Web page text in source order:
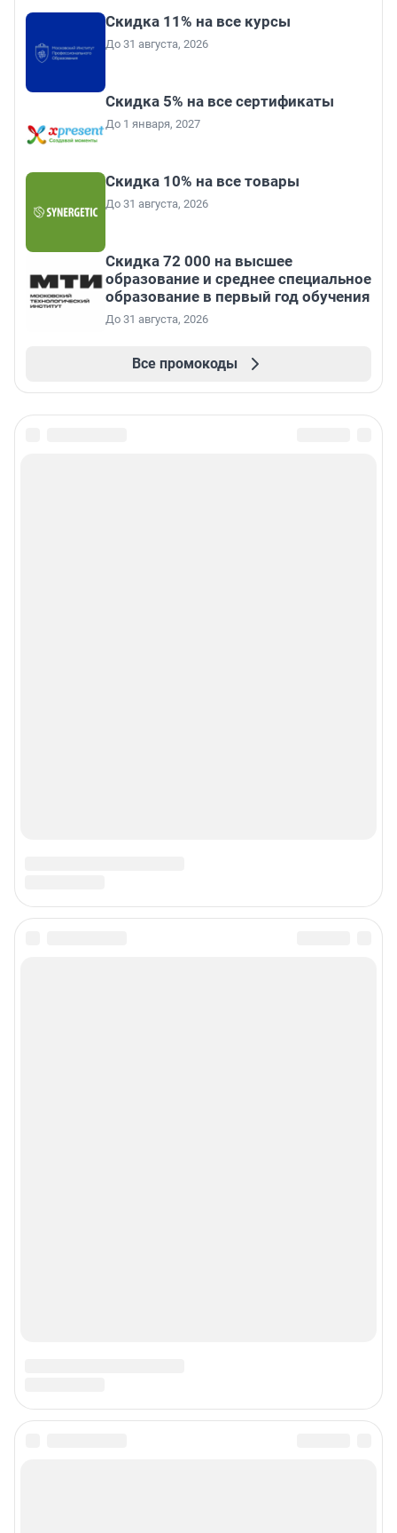
Скидка 11% на все курсы
До 31 августа, 2026
Скидка 5% на все сертификаты
До 1 января, 2027
Скидка 10% на все товары
До 31 августа, 2026
Скидка 72 000 на высшее
образование и среднее специальное
образование в первый год обучения
До 31 августа, 2026
Все промокоды